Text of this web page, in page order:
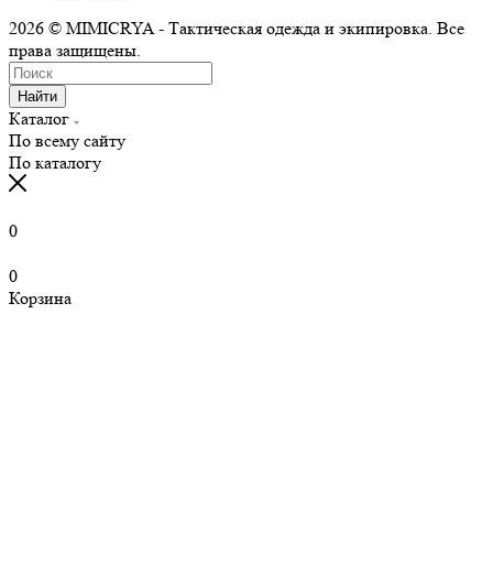
2026 © MIMICRYA - Тактическая одежда и экипировка. Все
права защищены.
Найти
Каталог
По всему сайту
По каталогу
0
0
Корзина